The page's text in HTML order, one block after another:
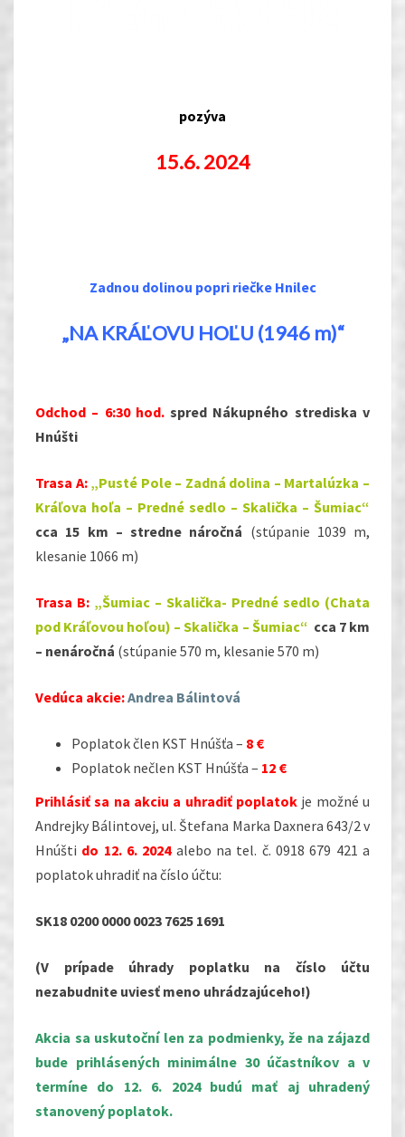
pozýva
15.6. 2024
Zadnou dolinou popri riečke Hnilec
„NA KRÁĽOVU HOĽU (1946 m)“
Odchod – 6:30 hod. spred Nákupného strediska v
Hnúšti
Trasa A: „Pusté Pole – Zadná dolina – Martalúzka –
Kráľova hoľa – Predné sedlo – Skalička – Šumiac“
cca 15 km – stredne náročná (stúpanie 1039 m,
klesanie 1066 m)
Trasa B: „Šumiac – Skalička- Predné sedlo (Chata
pod Kráľovou hoľou) – Skalička – Šumiac“ cca 7 km
– nenáročná (stúpanie 570 m, klesanie 570 m)
Vedúca akcie:Andrea Bálintová
Poplatok člen KST Hnúšťa – 8 €
Poplatok nečlen KST Hnúšťa – 12 €
Prihlásiť sa na akciu a uhradiť poplatok je možné u
Andrejky Bálintovej, ul. Štefana Marka Daxnera 643/2 v
Hnúšti do 12. 6. 2024 alebo na tel. č. 0918 679 421 a
poplatok uhradiť na číslo účtu:
SK18 0200 0000 0023 7625 1691
(V prípade úhrady poplatku na číslo účtu
nezabudnite uviesť meno uhrádzajúceho!)
Akcia sa uskutoční len za podmienky, že na zájazd
bude prihlásených minimálne 30 účastníkov a v
termíne do 12. 6. 2024 budú mať aj uhradený
stanovený poplatok.